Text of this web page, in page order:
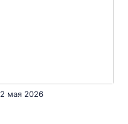
2 мая 2026